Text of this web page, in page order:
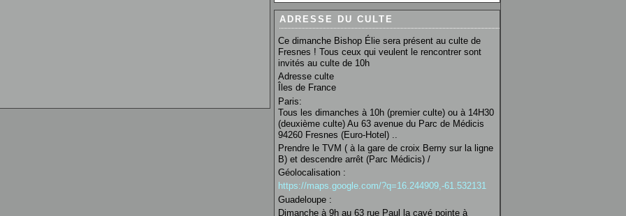
ADRESSE DU CULTE
Ce dimanche Bishop Élie sera présent au culte de
Fresnes ! Tous ceux qui veulent le rencontrer sont
invités au culte de 10h
Adresse culte
Îles de France
Paris:
Tous les dimanches à 10h (premier culte) ou à 14H30
(deuxième culte) Au 63 avenue du Parc de Médicis
94260 Fresnes (Euro-Hotel) ..
Prendre le TVM ( à la gare de croix Berny sur la ligne
B) et descendre arrêt (Parc Médicis) /
Géolocalisation :
https://maps.google.com/?q=16.244909,-61.532131
Guadeloupe :
Dimanche à 9h au 63 rue Paul la cavé pointe à